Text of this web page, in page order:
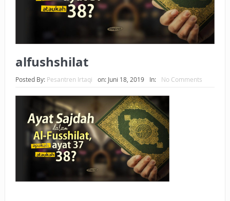
UANG HARAM BISA MENJADI HALAL JIKA SEBAB
KEPEMILIKANNYA BERUBAH
HUKUM MEMBAYAR ZAKAT KEPADA KERABAT SENDIRI
alfushshilat
Posted By: Pesantren Irtaqi on: Juni 18, 2019 In: No Comments